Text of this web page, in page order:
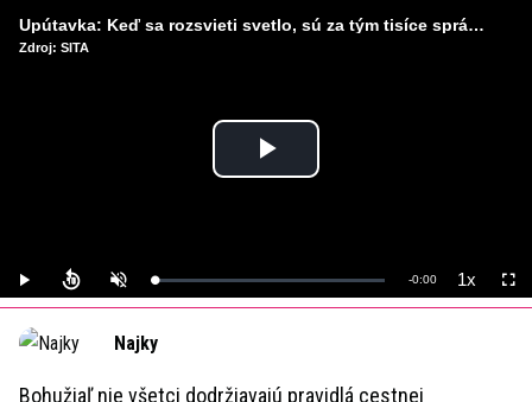
Play
Play UnmuteLoaded:
0%
Remaining
-0:00 1xPlayback
Rate
Upútavka: Keď sa rozsvieti svetlo, sú za tým tisíce správnych rozhodnutí. Ako vzniká infraštruktúra, ktorú nevnímame?
Zdroj: SITA
Najky
Bohužiaľ nie všetci dodržiavajú pravidlá cestnej